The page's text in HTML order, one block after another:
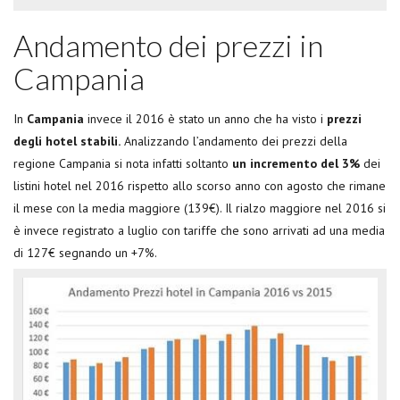
Andamento dei prezzi in
Campania
In Campania invece il 2016 è stato un anno che ha visto i prezzi
degli hotel stabili. Analizzando l’andamento dei prezzi della
regione Campania si nota infatti soltanto un incremento del 3% dei
listini hotel nel 2016 rispetto allo scorso anno con agosto che rimane
il mese con la media maggiore (139€). Il rialzo maggiore nel 2016 si
è invece registrato a luglio con tariffe che sono arrivati ad una media
di 127€ segnando un +7%.